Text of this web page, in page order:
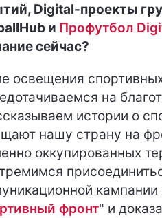
Digital-проекты
и Профутбол
сейчас?
освещения
на
истории о
нашу страну на
оккупированных
кампании
фронт" и